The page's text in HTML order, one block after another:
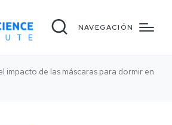
NAVEGACIÓN
impacto de las máscaras para dormir en